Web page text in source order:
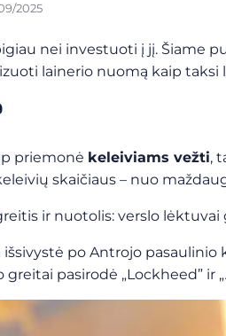
2025
nei investuoti į jį. Šiame
lainerio nuomą kaip taksi
priemonė keleiviams vežti,
skaičiaus – nuo
ir nuotolis: verslo lėktuvai
po Antrojo
pasirodė „Lockheed”